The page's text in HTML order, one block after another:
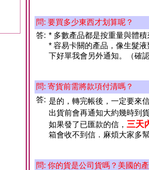
問: 要買多少東西才划算呢？
答: * 多數產品都是按重量與體
* 容易卡關的產品，像生髮
下好單我會另外通知。（確
問: 寄貨前需將款項付清嗎？
答: 是的，轉完帳後，一定要來
出貨前會再通知大約幾時到
如果發了已匯款的信， 三天
箱會收不到信．麻煩大家多
問: 你的貨是公司貨嗎？美國的